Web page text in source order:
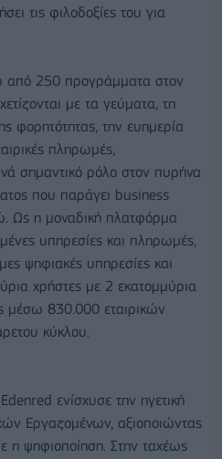
τις φιλοδοξίες του για
από 250 προγράμματα στον
με τα γεύματα, τη
φορητότητας, την ευημερία
πληρωμές,
σημαντικό ρόλο στον πυρήνα
που παράγει business
Ως η μοναδική πλατφόρμα
υπηρεσίες και πληρωμές,
ψηφιακές υπηρεσίες και
χρήστες με 2 εκατομμύρια
μέσω 830.000 εταιρικών
κύκλου.
ενίσχυσε την ηγετική
Εργαζομένων, αξιοποιώντας
η ψηφιοποίηση. Στην ταχέως